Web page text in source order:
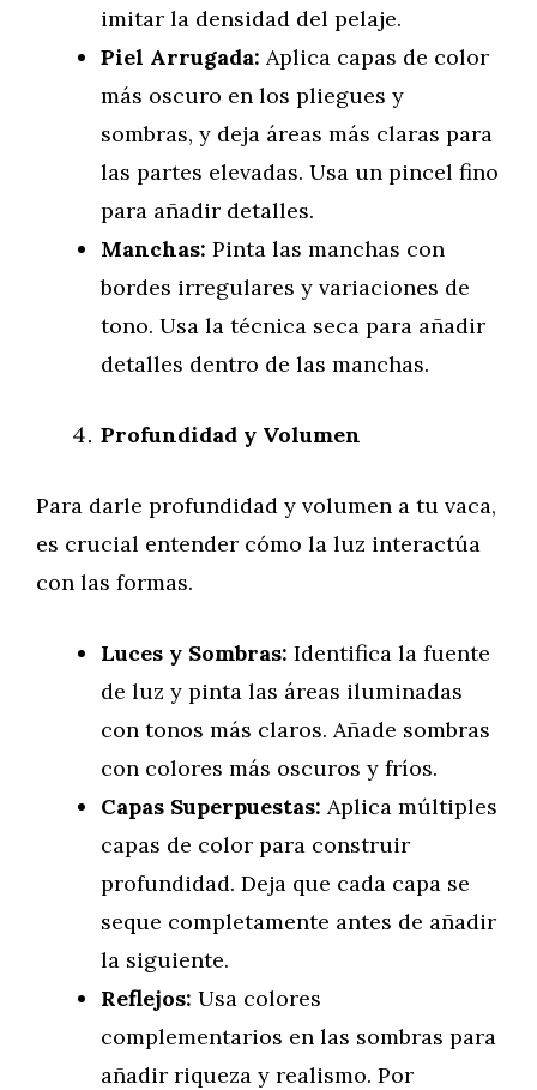
imitar la densidad del pelaje.
Piel Arrugada: Aplica capas de color
más oscuro en los pliegues y
sombras, y deja áreas más claras para
las partes elevadas. Usa un pincel fino
para añadir detalles.
Manchas: Pinta las manchas con
bordes irregulares y variaciones de
tono. Usa la técnica seca para añadir
detalles dentro de las manchas.
Profundidad y Volumen
Para darle profundidad y volumen a tu vaca,
es crucial entender cómo la luz interactúa
con las formas.
Luces y Sombras: Identifica la fuente
de luz y pinta las áreas iluminadas
con tonos más claros. Añade sombras
con colores más oscuros y fríos.
Capas Superpuestas: Aplica múltiples
capas de color para construir
profundidad. Deja que cada capa se
seque completamente antes de añadir
la siguiente.
Reflejos: Usa colores
complementarios en las sombras para
añadir riqueza y realismo. Por